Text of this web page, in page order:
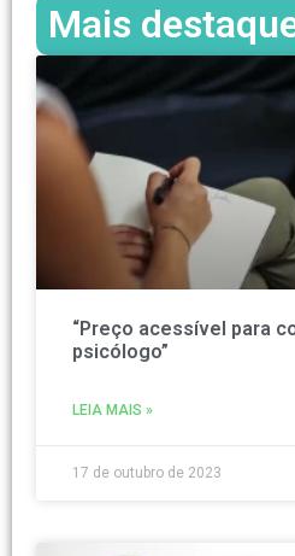
Mais
“Preço acessível para
psicólogo”
LEIA MAIS »
17 de outubro de 2023